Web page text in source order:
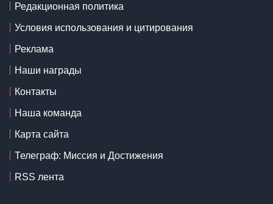
Редакционная политика
Условия использования и цитирования
Реклама
Наши награды
Контакты
Наша команда
Карта сайта
Телеграф: Миссия и Достижения
RSS лента